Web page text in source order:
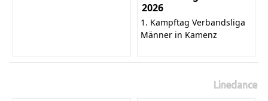
2026
1. Kampftag Verbandsliga
Männer in Kamenz
Linedance